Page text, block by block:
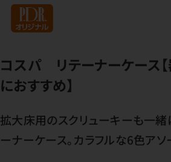
コスパ リテーナーケース
におすすめ】
拡大床用のスクリューキーも一緒
ーナーケース。カラフルな6色アソ